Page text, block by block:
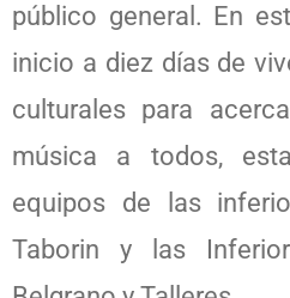
público general. En
inicio a diez días de
culturales para
música a todos,
equipos de las
Taborin y las